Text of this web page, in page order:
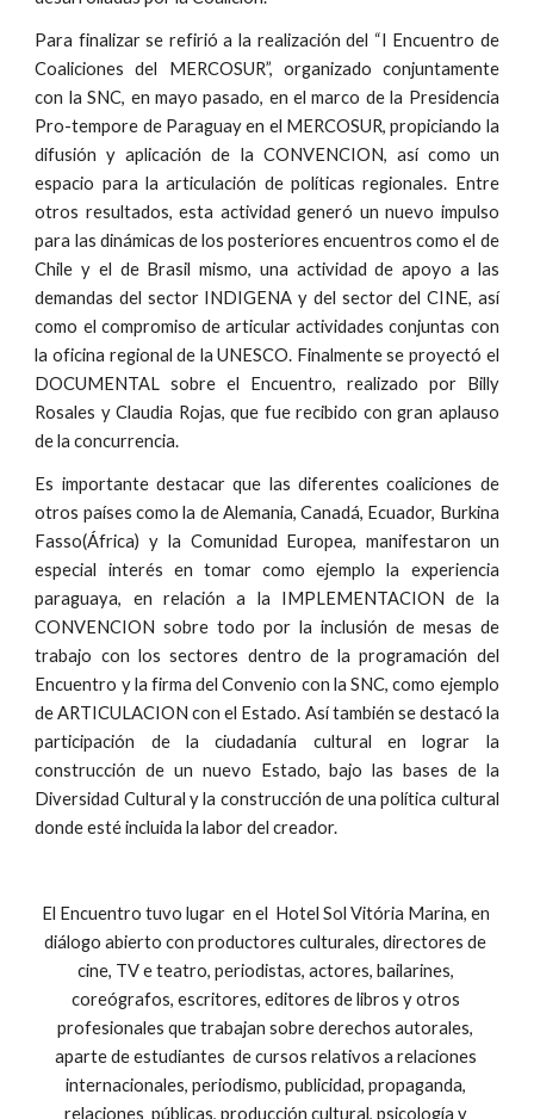
Para finalizar se refirió a la realización del “I Encuentro de
Coaliciones del MERCOSUR”, organizado conjuntamente
con la SNC, en mayo pasado, en el marco de la Presidencia
Pro-tempore de Paraguay en el MERCOSUR, propiciando la
difusión y aplicación de la CONVENCION, así como un
espacio para la articulación de políticas regionales. Entre
otros resultados, esta actividad generó un nuevo impulso
para las dinámicas de los posteriores encuentros como el de
Chile y el de Brasil mismo, una actividad de apoyo a las
demandas del sector INDIGENA y del sector del CINE, así
como el compromiso de articular actividades conjuntas con
la oficina regional de la UNESCO. Finalmente se proyectó el
DOCUMENTAL sobre el Encuentro, realizado por Billy
Rosales y Claudia Rojas, que fue recibido con gran aplauso
de la concurrencia.
Es importante destacar que las diferentes coaliciones de
otros países como la de Alemania, Canadá, Ecuador, Burkina
Fasso(África) y la Comunidad Europea, manifestaron un
especial interés en tomar como ejemplo la experiencia
paraguaya, en relación a la IMPLEMENTACION de la
CONVENCION sobre todo por la inclusión de mesas de
trabajo con los sectores dentro de la programación del
Encuentro y la firma del Convenio con la SNC, como ejemplo
de ARTICULACION con el Estado. Así también se destacó la
participación de la ciudadanía cultural en lograr la
construcción de un nuevo Estado, bajo las bases de la
Diversidad Cultural y la construcción de una política cultural
donde esté incluida la labor del creador.
El Encuentro tuvo lugar  en el  Hotel Sol Vitória Marina, en
diálogo abierto con productores culturales, directores de
cine, TV e teatro, periodistas, actores, bailarines,
coreógrafos, escritores, editores de libros y otros
profesionales que trabajan sobre derechos autorales,
aparte de estudiantes  de cursos relativos a relaciones
internacionales, periodismo, publicidad, propaganda,
relaciones  públicas, producción cultural, psicología y